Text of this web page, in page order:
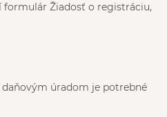
formulár Žiadosť o registráciu,
úradom je potrebné